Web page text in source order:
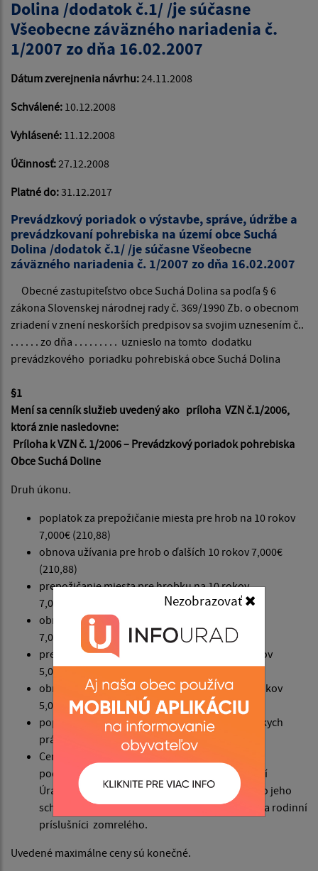
Nezobrazovať
Dolina /dodatok č.1/ /je súčasne
Všeobecne záväzného nariadenia č.
1/2007 zo dňa 16.02.2007
Dátum zverejnenia návrhu: 24.11.2008
Schválené: 10.12.2008
Vyhlásené: 11.12.2008
Účinnosť: 27.12.2008
Platné do:31.12.2017
Prevádzkový poriadok o výstavbe, správe, údržbe a
prevádzkovaní pohrebiska na území obce Suchá
Dolina /dodatok č.1/ /je súčasne Všeobecne
záväzného nariadenia č. 1/2007 zo dňa 16.02.2007
Obecné zastupiteľstvo obce Suchá Dolina sa podľa § 6
zákona Slovenskej národnej rady č. 369/1990 Zb. o obecnom
zriadení v znení neskorších predpisov sa svojim uznesením č..
. . . . . . zo dňa . . . . . . . . . uznieslo na tomto dodatku
prevádzkového poriadku pohrebiská obce Suchá Dolina
§1
Mení sa cenník služieb uvedený ako príloha VZN č.1/2006,
ktorá znie nasledovne:
Príloha k VZN č. 1/2006 – Prevádzkový poriadok pohrebiska
Obce Suchá Doline
Druh úkonu.
poplatok za prepožičanie miesta pre hrob na 10 rokov
7,000€ (210,88)
obnova užívania pre hrob o ďalších 10 rokov 7,000€
(210,88)
prepožičanie miesta pre hrobku na 10 rokov
7,000€(210,88)
obnova užívania pre hrobku o ďalších 10 rokov
7,000€(210,88)
prepožičanie miesta pre detský hrob na 10 rokov
5,000€(150,63)
obnova užívania pre detský hrob o ďalších 10 rokov
5,000€(150,63)
poplatok za vstup za účelom kamenno sochárskych
prác 5,000€(150,63)
Cenový výmer za výkopové práce súvisiace s
pochovávaním bude v prílohe po jeho schválení
Úradom Prešovského samosprávneho kraja. Do jeho
schválenia výkopové práce zabezpečujú a hradia rodinní
príslušníci zomrelého.
Uvedené maximálne ceny sú konečné.